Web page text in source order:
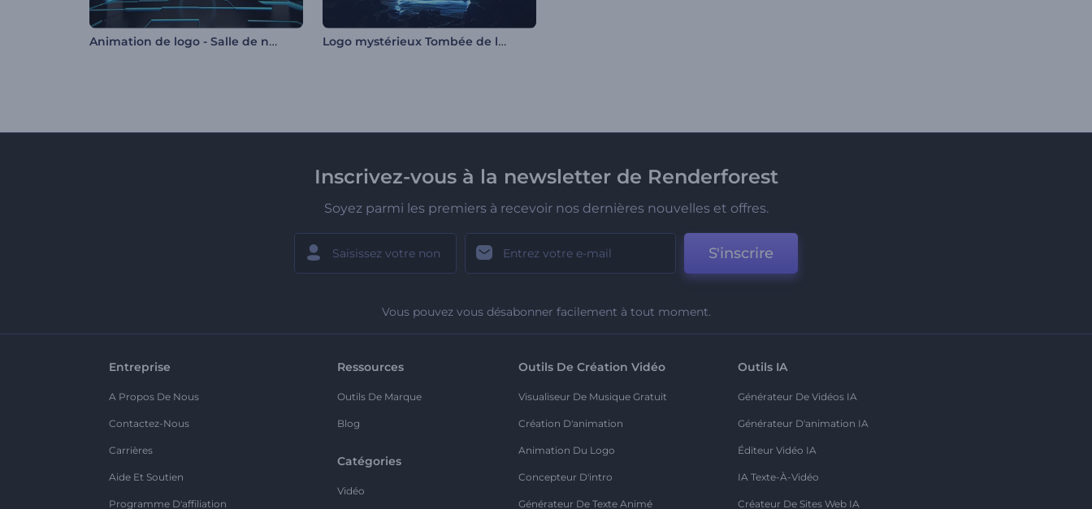
Animation de logo - Salle de néons Logo mystérieux Tombée de la nuit
Inscrivez-vous à la newsletter de Renderforest
Soyez parmi les premiers à recevoir nos dernières nouvelles et offres.
S'inscrire
Vous pouvez vous désabonner facilement à tout moment.
Entreprise
A Propos De Nous
Contactez-Nous
Carrières
Aide Et Soutien
Programme D'affiliation
Ressources
Outils De Marque
Blog
Catégories
Vidéo
Outils De Création Vidéo
Visualiseur De Musique Gratuit
Création D'animation
Animation Du Logo
Concepteur D'intro
Générateur De Texte Animé
Outils IA
Générateur De Vidéos IA
Générateur D'animation IA
Éditeur Vidéo IA
IA Texte-À-Vidéo
Créateur De Sites Web IA